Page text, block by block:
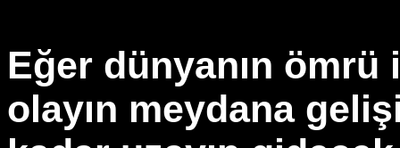
Eğer dünyanın ömrü
olayın meydana